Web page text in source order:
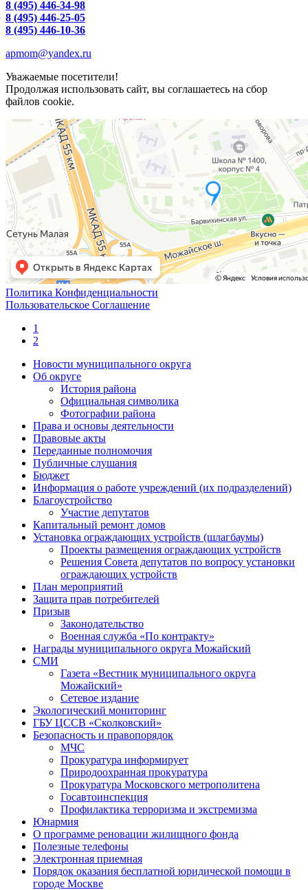
8 (495) 446-34-98
8 (495) 446-25-05
8 (495) 446-10-36
apmom@yandex.ru
Уважаемые посетители!
Продолжая использовать сайт, вы соглашаетесь на сбор
файлов cookie.
Политика Конфиденциальности
Пользовательское Соглашение
1
2
Новости муниципального округа
Об округе
История района
Официальная символика
Фотографии района
Права и основы деятельности
Правовые акты
Переданные полномочия
Публичные слушания
Бюджет
Информация о работе учреждений (их подразделений)
Благоустройство
Участие депутатов
Капитальный ремонт домов
Установка ограждающих устройств (шлагбаумы)
Проекты размещения ограждающих устройств
Решения Совета депутатов по вопросу установки
ограждающих устройств
План мероприятий
Защита прав потребителей
Призыв
Законодательство
Военная служба «По контракту»
Награды муниципального округа Можайский
СМИ
Газета «Вестник муниципального округа
Можайский»
Сетевое издание
Экологический мониторинг
ГБУ ЦССВ «Сколковский»
Безопасность и правопорядок
МЧС
Прокуратура информирует
Природоохранная прокуратура
Прокуратура Московского метрополитена
Госавтоинспекция
Профилактика терроризма и экстремизма
Юнармия
О программе реновации жилищного фонда
Полезные телефоны
Электронная приемная
Порядок оказания бесплатной юридической помощи в
городе Москве